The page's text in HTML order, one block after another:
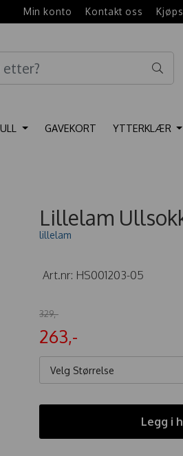
Min konto Kontakt oss
ULL GAVEKORT YTTERKLÆR
Lillelam
lillelam
Art.nr: HS001203-05
329,-
263,-
Velg Størrelse
Legg i